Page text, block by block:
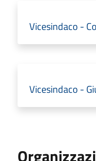
Vicesindaco -
Vicesindaco -